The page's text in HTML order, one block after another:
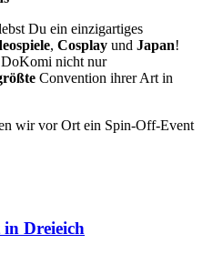
Du ein einzigartiges
, Cosplay und Japan!
nicht nur
Convention ihrer Art in
wir vor Ort ein Spin-Off-Event
in Dreieich